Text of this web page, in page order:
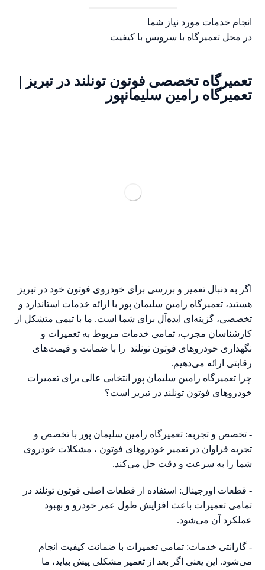
انجام خدمات مورد نیاز شما
در محل تعمیرگاه با سرویس با کیفیت
تعمیرگاه تخصصی فوتون تونلند در تبریز |
تعمیرگاه رامین سلیمانپور
اگر به دنبال تعمیر و بررسی برای خودروی فوتون خود در تبریز
هستید، تعمیرگاه رامین سلیمان پور با ارائه خدمات استاندارد و
تخصصی، گزینه‌ای ایده‌آل برای شما است. ما با تیمی متشکل از
کارشناسان مجرب، تمامی خدمات مربوط به تعمیرات و
نگهداری خودروهای فوتون تونلند را با ضمانت و قیمت‌های
رقابتی ارائه می‌دهیم.
چرا تعمیرگاه رامین سلیمان پور انتخابی عالی برای تعمیرات
خودروهای فوتون تونلند در تبریز است؟
- تخصص و تجربه: تعمیرگاه رامین سلیمان پور با تخصص و
تجربه فراوان در تعمیر خودروهای فوتون ، مشکلات خودروی
شما را به سرعت و دقت حل می‌کند.
- قطعات اورجینال: استفاده از قطعات اصلی فوتون تونلند در
تمامی تعمیرات باعث افزایش طول عمر خودرو و بهبود
عملکرد آن می‌شود.
- گارانتی خدمات: تمامی تعمیرات با ضمانت کیفیت انجام
می‌شود. این یعنی اگر بعد از تعمیر مشکلی پیش بیاید، ما